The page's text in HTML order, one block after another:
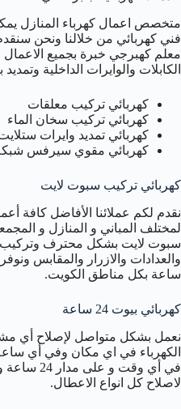
متخصص اعمال كهرباء المنازل
فني كهربائي من خلالنا ونحن
معلم كهبرجي خبرة بجميع الاعمال
الكابلات والوايرات الداخلية
كهربائي تركيب معلقات
كهربائي تركيب سخان الماء
كهربائي تمديد وايرات
كهربائي مقوي سيرفس شبكة
كهربائي تركيب سبوت لايت
نقدم لكم عملائنا الأفاضل كافة
لمختلف المباني و المنازل و
سبوت لايت بشكل محترف وتركيب
ساعة بكل مناطق الكويت.
كهربائي بيوت 24 ساعة
نعمل بشكل متواصل لإصلاح أي
الكهرباء في اي مكان وفي أي
في أي وقت
لاصلاح كل انواع الاعطال.